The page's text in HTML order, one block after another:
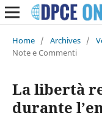
Home / Archives /
Note e Commenti
La libertà
durante